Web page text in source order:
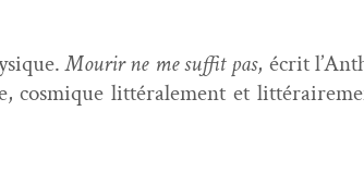
Mourir ne me suf­fit pas, écrit
cos­mique lit­térale­ment et